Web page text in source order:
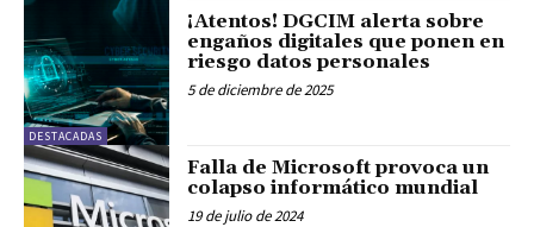
DESTACADAS
¡Atentos! DGCIM alerta sobre
engaños digitales que ponen en
riesgo datos personales
5 de diciembre de 2025
Falla de Microsoft provoca un
colapso informático mundial
19 de julio de 2024